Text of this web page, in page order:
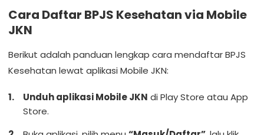
Cara Daftar BPJS Kesehatan via Mobile
JKN
Berikut adalah panduan lengkap cara mendaftar BPJS
Kesehatan lewat aplikasi Mobile JKN:
Unduh aplikasi Mobile JKN di Play Store atau App
Store.